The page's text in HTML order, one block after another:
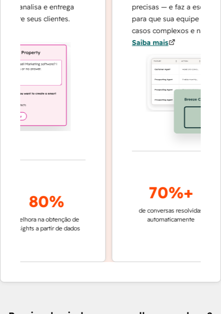
analisa e entrega
seus clientes.
80%
na obtenção de
a partir de dados
precisas — e faz a escalada
para que sua equipe possa se
casos complexos e na
Saiba mais
70%+
de conversas resolvidas
automaticamente